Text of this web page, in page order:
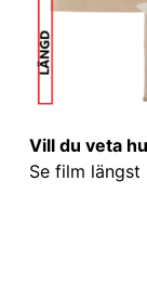
Vill du veta
Se film längst